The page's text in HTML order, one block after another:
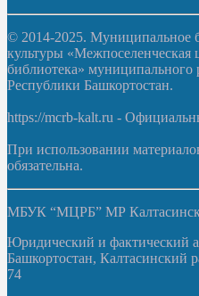
© 2014-2025. Муниципальное
культуры «Межпоселенческая
библиотека» муниципального
Республики Башкортостан.
https://mcrb-kalt.ru -
При использовании
обязательна.
МБУК “МЦРБ” МР
Юридический и фактический
Башкортостан, Калтасинский
74